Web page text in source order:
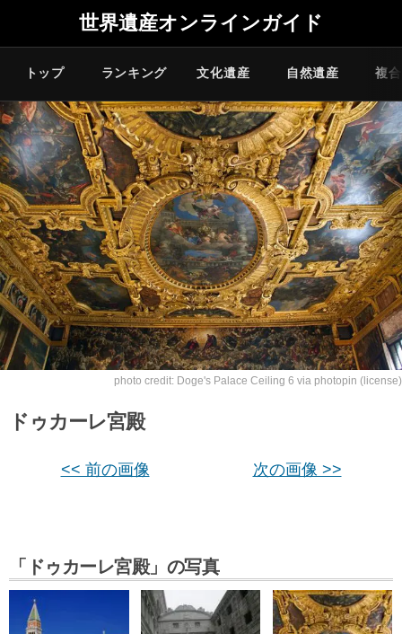
世界遺産オンラインガイド
トップ ランキング 文化遺産 自然遺産 複
photo credit: Doge's Palace Ceiling 6 via photopin (license)
ドゥカーレ宮殿
<< 前の画像 次の画像 >>
「ドゥカーレ宮殿」の写真